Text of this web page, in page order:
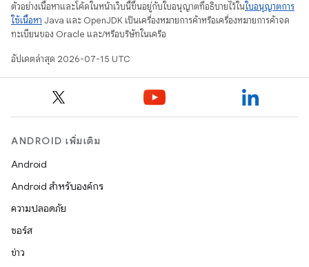
ตัวอย่างเนื้อหาและโค้ดในหน้าเว็บนี้ขึ้นอยู่กับใบอนุญาตที่อธิบายไว้ในใบอนุญาตการ
ใช้เนื้อหา Java และ OpenJDK เป็นเครื่องหมายการค้าหรือเครื่องหมายการค้าจด
ทะเบียนของ Oracle และ/หรือบริษัทในเครือ
อัปเดตล่าสุด 2026-07-15 UTC
ANDROID เพิ่มเติม
Android
Android สำหรับองค์กร
ความปลอดภัย
ซอร์ส
ข่าว